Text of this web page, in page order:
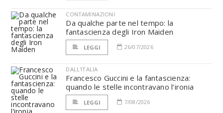
CONTAMINAZIONI
Da qualche parte nel tempo: la
fantascienza degli Iron Maiden
LEGGI 26/07/2026
DALL'ITALIA
Francesco Guccini e la fantascienza:
quando le stelle incontravano l’ironia
LEGGI 7/08/2026